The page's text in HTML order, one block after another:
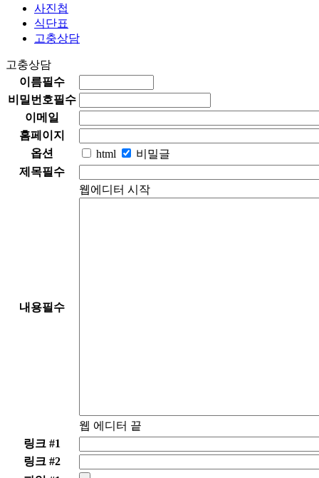
사진첩
식단표
고충상담
고충상담
이름필수
비밀번호필수
이메일
홈페이지
옵션
html
비밀글
제목필수
내용필수
웹에디터 시작
웹 에디터 끝
링크 #1
링크 #2